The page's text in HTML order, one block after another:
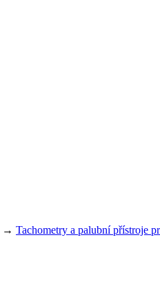
→ Tachometry a palubní přístroje